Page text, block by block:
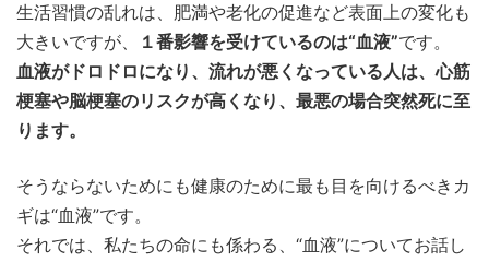
生活習慣の乱れは、肥満や老化の促進など表面上の変化も
大きいですが、
１番影響を受けているのは“血液”です。
血液がドロドロになり、流れが悪くなっている人は、心筋
梗塞や脳梗塞のリスクが高くなり、最悪の場合突然死に至
ります。
そうならないためにも健康のために最も目を向けるべきカ
ギは“血液”です。
それでは、私たちの命にも係わる、“血液”についてお話し